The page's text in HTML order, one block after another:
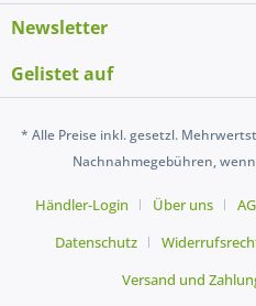
Newsletter
Gelistet auf
* Alle Preise inkl. gesetzl.
Nachnahmegebühren,
Händler-Login Über uns
Datenschutz
Versand und